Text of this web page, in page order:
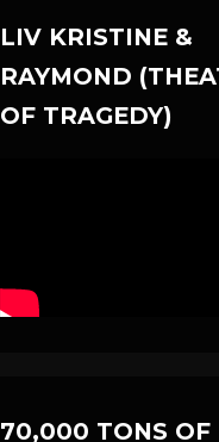
LIV KRISTINE &
RAYMOND
OF TRAGEDY)
70,000 TONS OF